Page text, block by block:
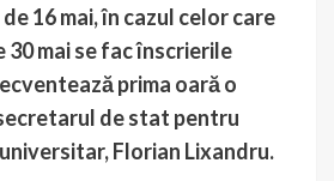
16 mai, în cazul celor care
30 mai se fac înscrierile
prima oară o
de stat pentru
Florian Lixandru.